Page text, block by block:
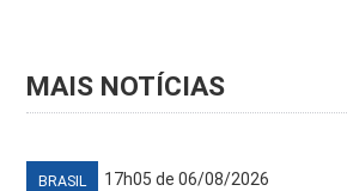
MAIS NOTÍCIAS
BRASIL 17h05 de 06/08/2026